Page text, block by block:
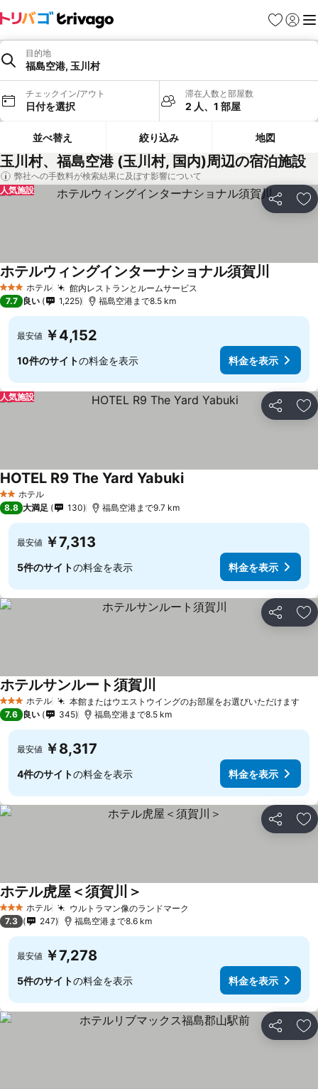
お気に入り
ログイ
メ
目的地
福島空港, 玉川村
チェックイン/アウト
日付を選択
滞在人数と部屋数
2 人、1 部屋
並べ替え 絞り込み 地図
玉川村、福島空港 (玉川村, 国内)周辺の宿泊施設
弊社への手数料が検索結果に及ぼす影響について
シェア お
人気施設
3 ホテルのランク
ホテル 館内レストランとルームサービス
ホテルウィングインターナショナル須賀川
7.7 良い 1,225 福島空港まで8.5 km
最安値 ￥4,152
10件のサイトの料金を表示 料金を表示
シェア お
人気施設
2 ホテルのランク
ホテル
HOTEL R9 The Yard Yabuki
8.8 大満足 130 福島空港まで9.7 km
最安値 ￥7,313
5件のサイトの料金を表示 料金を表示
シェア お
3 ホテルのランク
ホテル 本館またはウエストウイングのお部屋をお選びいただけます
ホテルサンルート須賀川
7.6 良い 345 福島空港まで8.5 km
最安値 ￥8,317
4件のサイトの料金を表示 料金を表示
シェア お
3 ホテルのランク
ホテル ウルトラマン像のランドマーク
ホテル虎屋＜須賀川＞
7.3 247 福島空港まで8.6 km
最安値 ￥7,278
5件のサイトの料金を表示 料金を表示
シェア お